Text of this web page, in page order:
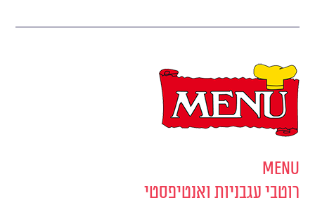
Menu
רוטבי עגבניות ואנטיפסטי